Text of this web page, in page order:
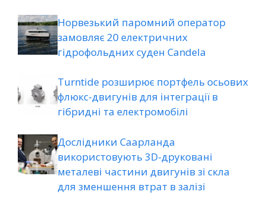
Норвезький паромний оператор
замовляє 20 електричних
гідрофольдних суден Candela
Turntide розширює портфель осьових
флюкс-двигунів для інтеграції в
гібридні та електромобілі
Дослідники Саарланда
використовують 3D-друковані
металеві частини двигунів зі скла
для зменшення втрат в залізі